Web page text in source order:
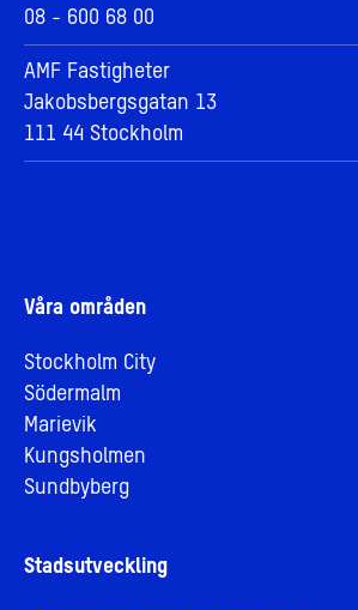
08 - 600 68 00
AMF Fastigheter
Jakobsbergsgatan 13
111 44 Stockholm
Våra områden
Stockholm City
Södermalm
Marievik
Kungsholmen
Sundbyberg
Stadsutveckling